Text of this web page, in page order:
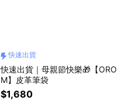
快速出貨
快速出貨｜母親節快樂🎁【ORO
M】皮革筆袋
$1,680